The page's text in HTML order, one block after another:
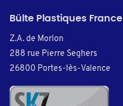
Bülte Plastiques France
Z.A. de Morlon
288 rue Pierre Seghers
26800 Portes-lès-Valence